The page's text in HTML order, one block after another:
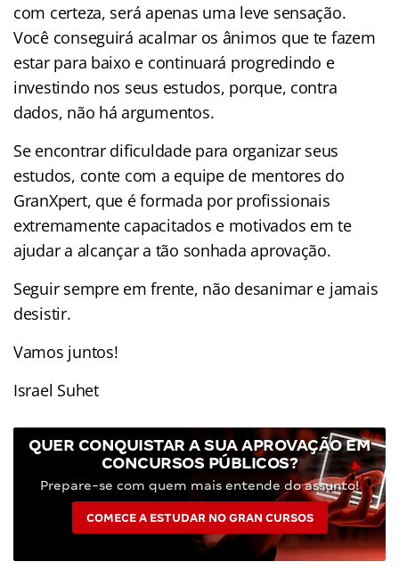
com certeza, será apenas uma leve sensação.
Você conseguirá acalmar os ânimos que te fazem
estar para baixo e continuará progredindo e
investindo nos seus estudos, porque, contra
dados, não há argumentos.
Se encontrar dificuldade para organizar seus
estudos, conte com a equipe de mentores do
GranXpert, que é formada por profissionais
extremamente capacitados e motivados em te
ajudar a alcançar a tão sonhada aprovação.
Seguir sempre em frente, não desanimar e jamais
desistir.
Vamos juntos!
Israel Suhet
QUER CONQUISTAR A SUA APROVAÇÃO EM
CONCURSOS PÚBLICOS?
Prepare-se com quem mais entende do assunto!
COMECE A ESTUDAR NO GRAN CURSOS